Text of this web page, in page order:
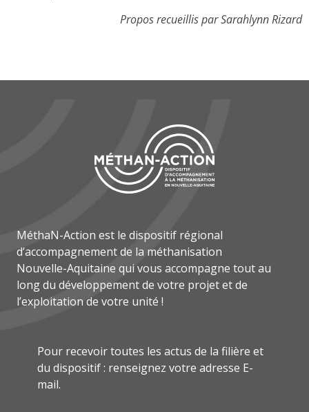
Propos recueillis par Sarahlynn Rizard
MéthaN-Action est le dispositif régional
d’accompagnement de la méthanisation
Nouvelle-Aquitaine qui vous accompagne tout au
long du développement de votre projet et de
l’exploitation de votre unité !
Pour recevoir toutes les actus de la filière et
du dispositif : renseignez votre adresse E-
mail.